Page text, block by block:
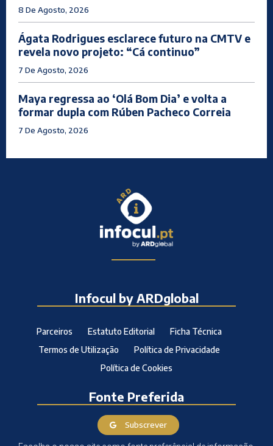
8 De Agosto, 2026
Ágata Rodrigues esclarece futuro na CMTV e
revela novo projeto: “Cá continuo”
7 De Agosto, 2026
Maya regressa ao ‘Olá Bom Dia’ e volta a
formar dupla com Rúben Pacheco Correia
7 De Agosto, 2026
Infocul by ARDglobal
Parceiros Estatuto Editorial
Ficha Técnica
Termos de Utilização
Política de Privacidade
Política de Cookies
Fonte Preferida
Subscrever